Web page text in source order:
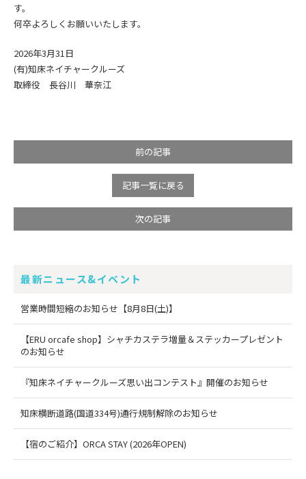
す。
何卒よろしくお願いいたします。
2026年3月31日
(有)知床ネイチャークルーズ
取締役 長谷川 華奈江
前の記事
記事一覧に戻る
次の記事
最新ニュース&イベント
営業時間短縮のお知らせ【8月8日(土)】
【ERU orcafe shop】シャチカステラ増量＆ステッカープレゼント
のお知らせ
『知床ネイチャークルーズ思い出コンテスト』開催のお知らせ
知床横断道路(国道334号)通行規制解除のお知らせ
【宿のご紹介】ORCA STAY (2026年OPEN)